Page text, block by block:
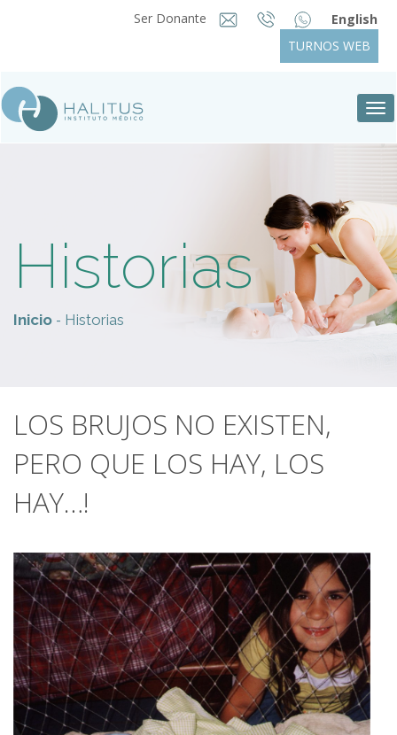
Ser Donante
English
TURNOS WEB
Historias
Inicio - Historias
LOS BRUJOS NO EXISTEN,
PERO QUE LOS HAY, LOS
HAY…!